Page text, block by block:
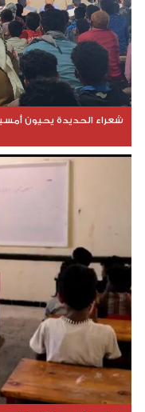
شعراء الحديدة يحيون